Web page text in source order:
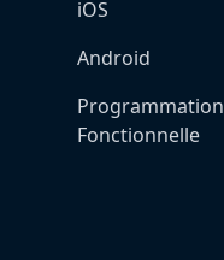
iOS
Android
Programmation
Fonctionnelle